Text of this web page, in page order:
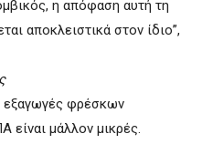
η απόφαση αυτή τη
αποκλειστικά στον ίδιο”,
εξαγωγές φρέσκων
είναι μάλλον μικρές.